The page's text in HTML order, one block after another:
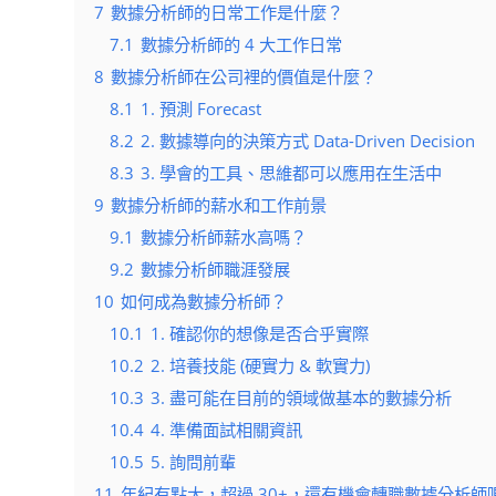
7 數據分析師的日常工作是什麼？
7.1 數據分析師的 4 大工作日常
8 數據分析師在公司裡的價值是什麼？
8.1 1. 預測 Forecast
8.2 2. 數據導向的決策方式 Data-Driven Decision
8.3 3. 學會的工具、思維都可以應用在生活中
9 數據分析師的薪水和工作前景
9.1 數據分析師薪水高嗎？
9.2 數據分析師職涯發展
10 如何成為數據分析師？
10.1 1. 確認你的想像是否合乎實際
10.2 2. 培養技能 (硬實力 & 軟實力)
10.3 3. 盡可能在目前的領域做基本的數據分析
10.4 4. 準備面試相關資訊
10.5 5. 詢問前輩